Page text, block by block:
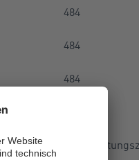
des
484
484
484